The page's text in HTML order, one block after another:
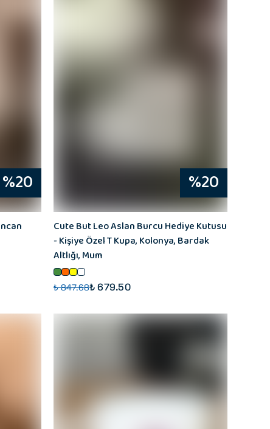
%20 %20
Cute But Leo Aslan Burcu Hediye Kutusu
- Kişiye Özel T Kupa, Kolonya, Bardak
Altlığı, Mum
₺ 847.68₺ 679.50